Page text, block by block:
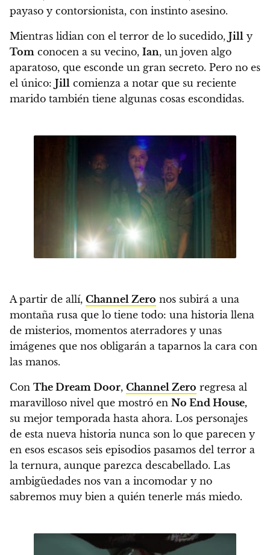
payaso y contorsionista, con instinto asesino.
Mientras lidian con el terror de lo sucedido, Jill y
Tom conocen a su vecino, Ian, un joven algo
aparatoso, que esconde un gran secreto. Pero no es
el único: Jill comienza a notar que su reciente
marido también tiene algunas cosas escondidas.
A partir de allí, Channel Zero nos subirá a una
montaña rusa que lo tiene todo: una historia llena
de misterios, momentos aterradores y unas
imágenes que nos obligarán a taparnos la cara con
las manos.
Con The Dream Door, Channel Zero regresa al
maravilloso nivel que mostró en No End House,
su mejor temporada hasta ahora. Los personajes
de esta nueva historia nunca son lo que parecen y
en esos escasos seis episodios pasamos del terror a
la ternura, aunque parezca descabellado. Las
ambigüedades nos van a incomodar y no
sabremos muy bien a quién tenerle más miedo.